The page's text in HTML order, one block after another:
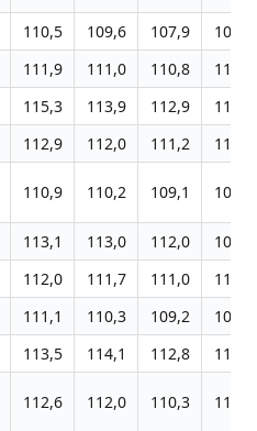
110,5 109,6 107,9
106,3
111,9 111,0 110,8
111,1
115,3 113,9 112,9
111,5
112,9 112,0 111,2
110,0
110,9 110,2 109,1 109,5
113,1 113,0 112,0
108,9
112,0 111,7 111,0
111,2
111,1 110,3 109,2
104,7
113,5 114,1 112,8
111,0
112,6 112,0 110,3 110,2